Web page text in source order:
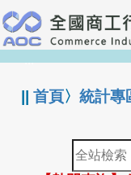
跳
到
主
要
:::
||首頁〉統計專
全
站